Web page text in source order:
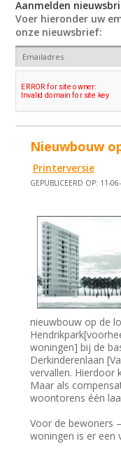
Aanmelden
Voer hieronder uw
onze nieuwsbrief:
Nieuwbouw
Printerversie
GEPUBLICEERD OP: 11-
nieuwbouw op de
woningen] bij de
Derkinderenlaan
vervallen. Hierdoor
Maar als
woontorens één
Voor de bewoners
woningen is er een